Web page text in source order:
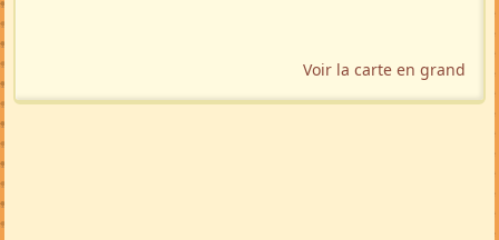
Voir la carte en grand